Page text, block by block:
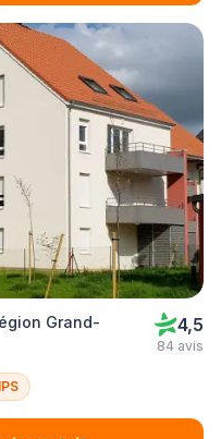
Grand-
4,5
84 avis